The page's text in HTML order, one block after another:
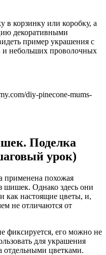
в корзинку или коробку, а
декоративными
пример украшения с
и небольших проволочных
diy-pinecone-mums-
Поделка
урок)
применена похожая
шишек. Однако здесь они
как настоящие цветы, и,
не отличаются от
фиксируется, его можно не
для украшения
отдельными цветками.